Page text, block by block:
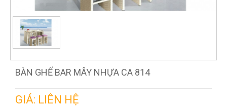
BÀN GHẾ BAR MÂY NHỰA CA 814
GIÁ: LIÊN HỆ